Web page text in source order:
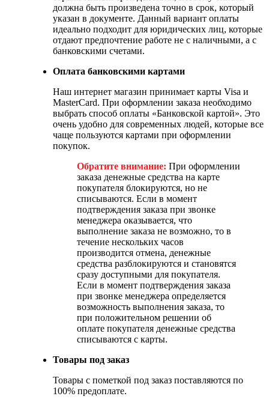
должна быть произведена точно в срок, который
указан в документе. Данный вариант оплаты
идеально подходит для юридических лиц, которые
отдают предпочтение работе не с наличными, а с
банковскими счетами.
Оплата банковскими картами
Наш интернет магазин принимает карты Visa и
MasterCard. При оформлении заказа необходимо
выбрать способ оплаты «Банковской картой». Это
очень удобно для современных людей, которые все
чаще пользуются картами при оформлении
покупок.
Обратите внимание: При оформлении
заказа денежные средства на карте
покупателя блокируются, но не
списываются. Если в момент
подтверждения заказа при звонке
менеджера оказывается, что
выполнение заказа не возможно, то в
течение нескольких часов
производится отмена, денежные
средства разблокируются и становятся
сразу доступными для покупателя.
Если в момент подтверждения заказа
при звонке менеджера определяется
возможность выполнения заказа, то
при положительном решении об
оплате покупателя денежные средства
списываются с карты.
Товары под заказ
Товары с пометкой под заказ поставляются по
100% предоплате.